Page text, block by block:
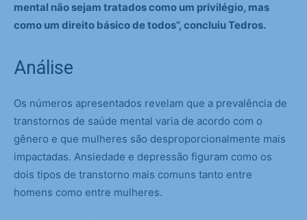
mental não sejam tratados como um privilégio, mas
como um direito básico de todos”, concluiu Tedros.
Análise
Os números apresentados revelam que a prevalência de
transtornos de saúde mental varia de acordo com o
gênero e que mulheres são desproporcionalmente mais
impactadas. Ansiedade e depressão figuram como os
dois tipos de transtorno mais comuns tanto entre
homens como entre mulheres.